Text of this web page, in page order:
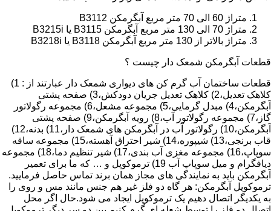
متراژ 60 الی 70 متر مربع آبگرمکن B3112
متراژ 70 الی 130 متر مربع آبگرمکن B3115 یا B3215i
متراژ بالاتر از 130 متر مربع آبگرمکن B3118 یا B3218i
قطعات آبگرمکن شمعک دار چیست ؟
قطعات ساختمان آب گرم کن های دیواری شمعک دار عبارتند از : 1)
کلاهک تعدیل،2) کلاهک تعدیل جریان دودکش،3) صفحه پشتی
آبگرمکن،4) مبدل گرمایی،5) مجموعه مشعل،6) مجموعه رگولاتور
گاز،7) مجموعه رگولاتور آب،8) رویه آبگرمکن،9) صفحه پشتی
آبگرمکن،10) رگولاتور آب در آبگرمکن های شمعک دار،11) بدنه،12)
قاب برنجی،13) شیپوره،14) شیر احتراق آهسته،15) مجموعه ساقه
سوپاپ،16) مجموعه مغزی آب بندی،17) شیر تنظیم دما،18) مجموعه
دیافگرام و میل سوپاپ آب 19) ترموکوپل و … که ما برای تعمیر
آبگرمکن باید به نمایندگی های مجاز همان برند تماس حاصل فرمایید.
ترموکوپل آبگرمکن: هر گاه دو فلز غیر هم جنس مانند مس و روی را
به یکدیگر اتصال دهیم یک ترموکوپل ایجاد می شود.حال اگر محل